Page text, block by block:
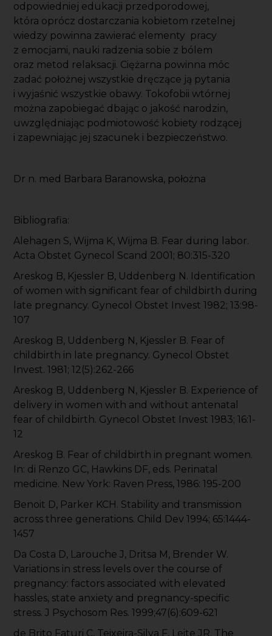
odpowiedniej edukacji przedporodowej,
która oprócz dostarczania kobietom rzetelnej
wiedzy powinna zawierać elementy pracy
z emocjami, nauki radzenia sobie z bólem
oraz metod relaksacji. Ciężarna powinna móc
zadać położnej wszystkie dręczące ją pytania
i wyjaśnić wszystkie obawy. Tokofobii wtórnej
można zapobiegać dbając o jakość narodzin,
uwzględniając podmiotowość kobiety rodzącej
i zapewniając jej szacunek i bezpieczeństwo.
Dr n. med Barbara Baranowska, położna
Bibliografia:
Alehagen S, Wijma K, Wijma B. Fear during labor.
Acta Obstet Gynecol Scand 2001; 80:315-320
Areskog B, Kjessler B, Uddenberg N. Identification
of women with significant fear of childbirth during
late pregnancy. Gynecol Obstet Invest 1982; 13:98-
107
Areskog B, Uddenberg N, Kjessler B. Fear of
childbirth in late pregnancy. Gynecol Obstet
Invest. 1981; 12(5):262-266
Areskog B, Uddenberg N, Kjessler B. Experience of
delivery in women with and without antenatal
fear of childbirth. Gynecol Obstet Invest 1983; 16:1-
12
Areskog B. Fear of childbirth in pregnant women.
In: di Renzo GC, Hawkins DF, eds. Perinatal
medicine. New York: Raven Press, 1986: 195-200
Benoit D, Parker KCH. Stability and transmission
across three generations. Child Dev 1994; 65:1444-
1457
Da Costa D, Larouche J, Dritsa M, Brender W.
Variations in stress levels over the course of
pregnancy: factors associated with elevated
hassles, state anxiety and pregnancy-specific
stress. J Psychosom Res. 1999;47(6):609-621
de Brito Faturi C, Teixeira-Silva F, Leite JR. The